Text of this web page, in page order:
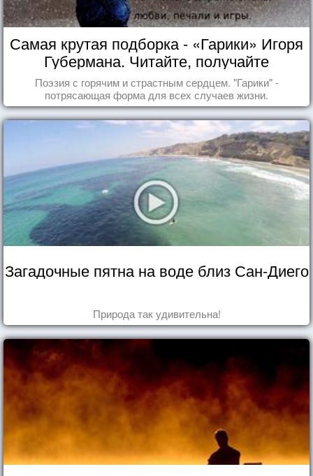
Самая крутая подборка - «Гарики» Игоря
Губермана. Читайте, получайте
удовольствие!
Поэзия с горячим и страстным сердцем. "Гарики" -
потрясающая форма для всех случаев жизни.
Загадочные пятна на воде близ Сан-Диего
Природа так удивительна!